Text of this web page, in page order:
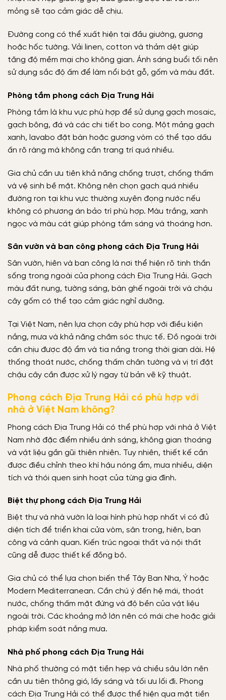
mỏng sẽ tạo cảm giác dễ chịu.
Đường cong có thể xuất hiện tại đầu giường, gương
hoặc hốc tường. Vải linen, cotton và thảm dệt giúp
tăng độ mềm mại cho không gian. Ánh sáng buổi tối nên
sử dụng sắc độ ấm để làm nổi bật gỗ, gốm và màu đất.
Phòng tắm phong cách Địa Trung Hải
Phòng tắm là khu vực phù hợp để sử dụng gạch mosaic,
gạch bông, đá và các chi tiết bo cong. Một mảng gạch
xanh, lavabo đặt bàn hoặc gương vòm có thể tạo dấu
ấn rõ ràng mà không cần trang trí quá nhiều.
Gia chủ cần ưu tiên khả năng chống trượt, chống thấm
và vệ sinh bề mặt. Không nên chọn gạch quá nhiều
đường ron tại khu vực thường xuyên đọng nước nếu
không có phương án bảo trì phù hợp. Màu trắng, xanh
ngọc và màu cát giúp phòng tắm sáng và thoáng hơn.
Sân vườn và ban công phong cách Địa Trung Hải
Sân vườn, hiên và ban công là nơi thể hiện rõ tinh thần
sống trong ngoài của phong cách Địa Trung Hải. Gạch
màu đất nung, tường sáng, bàn ghế ngoài trời và chậu
cây gốm có thể tạo cảm giác nghỉ dưỡng.
Tại Việt Nam, nên lựa chọn cây phù hợp với điều kiện
nắng, mưa và khả năng chăm sóc thực tế. Đồ ngoài trời
cần chịu được độ ẩm và tia nắng trong thời gian dài. Hệ
thống thoát nước, chống thấm chân tường và vị trí đặt
chậu cây cần được xử lý ngay từ bản vẽ kỹ thuật.
Phong cách Địa Trung Hải có phù hợp với
nhà ở Việt Nam không?
Phong cách Địa Trung Hải có thể phù hợp với nhà ở Việt
Nam nhờ đặc điểm nhiều ánh sáng, không gian thoáng
và vật liệu gần gũi thiên nhiên. Tuy nhiên, thiết kế cần
được điều chỉnh theo khí hậu nóng ẩm, mưa nhiều, diện
tích và thói quen sinh hoạt của từng gia đình.
Biệt thự phong cách Địa Trung Hải
Biệt thự và nhà vườn là loại hình phù hợp nhất vì có đủ
diện tích để triển khai cửa vòm, sân trong, hiên, ban
công và cảnh quan. Kiến trúc ngoại thất và nội thất
cũng dễ được thiết kế đồng bộ.
Gia chủ có thể lựa chọn biến thể Tây Ban Nha, Ý hoặc
Modern Mediterranean. Cần chú ý đến hệ mái, thoát
nước, chống thấm mặt đứng và độ bền của vật liệu
ngoài trời. Các khoảng mở lớn nên có mái che hoặc giải
pháp kiểm soát nắng mưa.
Nhà phố phong cách Địa Trung Hải
Nhà phố thường có mặt tiền hẹp và chiều sâu lớn nên
cần ưu tiên thông gió, lấy sáng và tối ưu lối đi. Phong
cách Địa Trung Hải có thể được thể hiện qua mặt tiền